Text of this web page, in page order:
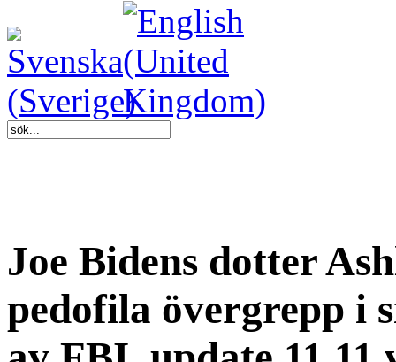
Joe Bidens dotter
pedofila övergrepp i